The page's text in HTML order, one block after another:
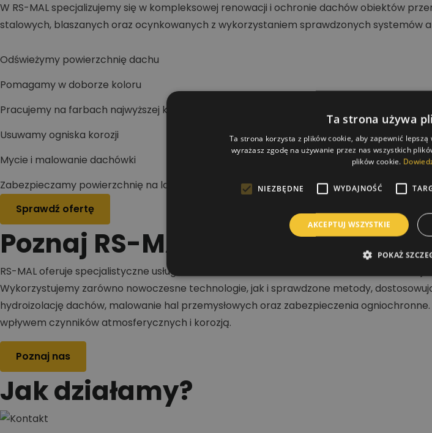
W RS-MAL specjalizujemy się w kompleksowej renowacji i ochronie dachów obiektów
stalowych, blaszanych oraz ocynkowanych z wykorzystaniem sprawdzonych systemów
Odświeżymy powierzchnię dachu
Pomagamy w doborze koloru
Pracujemy na farbach najwyższej klasy
Usuwamy ogniska korozji
Mycie i malowanie dachówki
Zabezpieczamy powierzchnię na lata
Sprawdź ofertę
Poznaj RS-MAL
RS-MAL oferuje specjalistyczne usługi w zakresie malowania dachów, malowania elewacji
Wykorzystujemy zarówno nowoczesne technologie, jak i sprawdzone metody,
hydroizolację dachów, malowanie hal przemysłowych oraz zabezpieczenia
wpływem czynników atmosferycznych i korozją.
Poznaj nas
Jak działamy?
Ta strona używa
Ta strona korzysta z plików cookie, aby zapewnić
wyrażasz zgodę na używanie przez nas wszystkich
plików cookie.
NIEZBĘDNE WYDAJNOŚĆ
AKCEPTUJ WSZYSTKIE
POKAŻ